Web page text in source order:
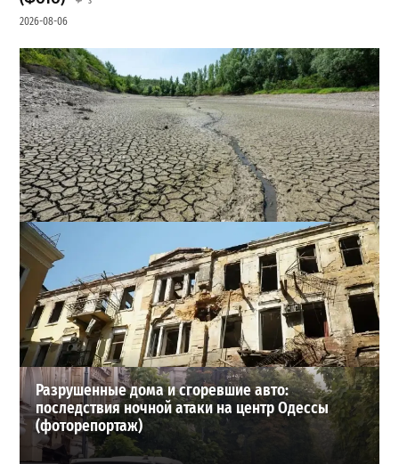
2026-08-06
Днестр рекордно обмелел: одесситов просят срочно
экономить воду
2026-07-29
ВИБОР РЕДАКЦИИ
Разрушенные дома и сгоревшие авто:
последствия ночной атаки на центр Одессы
(фоторепортаж)